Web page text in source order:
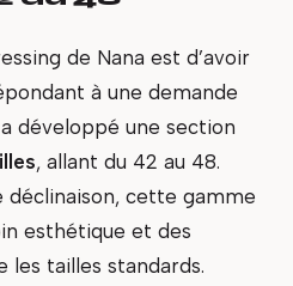
de Nana est d’avoir
à une demande
développé une section
, allant du 42 au 48.
déclinaison, cette gamme
esthétique et des
les tailles standards.